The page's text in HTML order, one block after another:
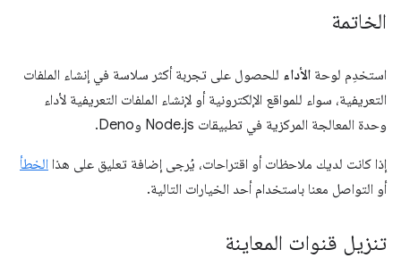
الخاتمة
استخدِم لوحة الأداء للحصول على تجربة أكثر سلاسة في إنشاء الملفات
التعريفية، سواء للمواقع الإلكترونية أو لإنشاء الملفات التعريفية لأداء
وحدة المعالجة المركزية في تطبيقات Node.js وDeno.
إذا كانت لديك ملاحظات أو اقتراحات، يُرجى إضافة تعليق على هذا الخطأ
أو التواصل معنا باستخدام أحد الخيارات التالية.
تنزيل قنوات المعاينة